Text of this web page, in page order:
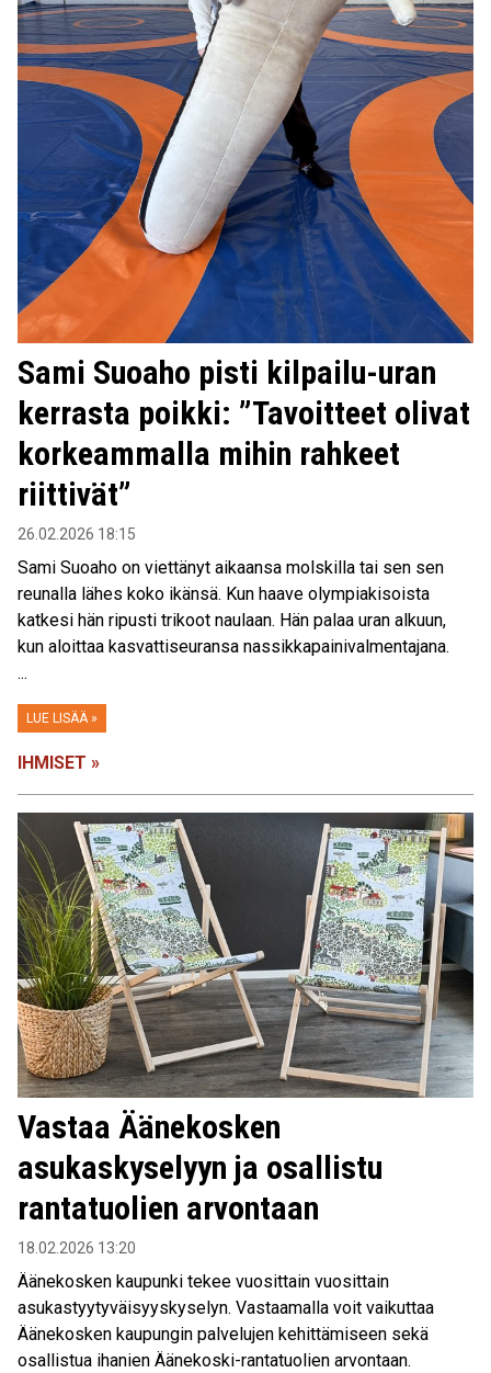
Sami Suoaho pisti kilpailu-uran
kerrasta poikki: ”Tavoitteet olivat
korkeammalla mihin rahkeet
riittivät”
26.02.2026 18:15
Sami Suoaho on viettänyt aikaansa molskilla tai sen sen
reunalla lähes koko ikänsä. Kun haave olympiakisoista
katkesi hän ripusti trikoot naulaan. Hän palaa uran alkuun,
kun aloittaa kasvattiseuransa nassikkapainivalmentajana.
...
LUE LISÄÄ »
IHMISET »
Vastaa Äänekosken
asukaskyselyyn ja osallistu
rantatuolien arvontaan
18.02.2026 13:20
Äänekosken kaupunki tekee vuosittain vuosittain
asukastyytyväisyyskyselyn. Vastaamalla voit vaikuttaa
Äänekosken kaupungin palvelujen kehittämiseen sekä
osallistua ihanien Äänekoski-rantatuolien arvontaan.